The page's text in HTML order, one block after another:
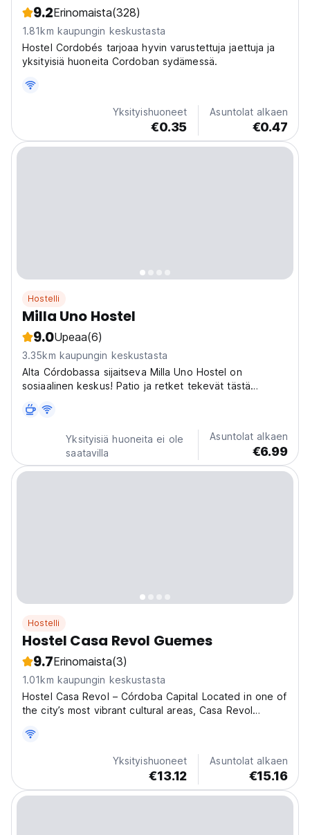
9.2Erinomaista(328)
1.81km kaupungin keskustasta
Hostel Cordobés tarjoaa hyvin varustettuja jaettuja ja
yksityisiä huoneita Cordoban sydämessä.
Yksityishuoneet
€0.35
Asuntolat alkaen
€0.47
Hostelli
Milla Uno Hostel
9.0Upeaa(6)
3.35km kaupungin keskustasta
Alta Córdobassa sijaitseva Milla Uno Hostel on
sosiaalinen keskus! Patio ja retket tekevät tästä
etsivät aitoja paikallisia kokemuksia. (Auto-translated
Yksityisiä huoneita ei ole
saatavilla
Asuntolat alkaen
€6.99
Hostelli
Hostel Casa Revol Guemes
9.7Erinomaista(3)
1.01km kaupungin keskustasta
Hostel Casa Revol – Córdoba Capital Located in one of
the city’s most vibrant cultural areas, Casa Revol
attention to detail. You’ll be within walking distance of
Córdoba’s main attractions, museums, bars,...
Yksityishuoneet
€13.12
Asuntolat alkaen
€15.16